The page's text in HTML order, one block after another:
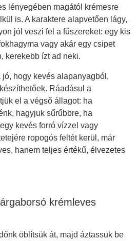
lényegében magától krémesre
is. A karaktere alapvetően lágy,
jól veszi fel a fűszereket: egy kis
vagy akár egy csipet
kerekebb ízt ad neki.
hogy kevés alapanyagból,
Ráadásul a
el a végső állagot: ha
hagyjuk sűrűbbre, ha
kevés forró vízzel vagy
ropogós feltét kerül, már
hanem teljes értékű, élvezetes
krémleves
öblítsük át, majd áztassuk be